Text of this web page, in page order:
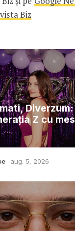
Biz
Diverzum:
Z cu
aug. 5, 2026